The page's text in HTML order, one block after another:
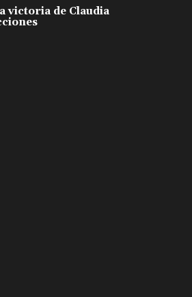
victoria de Claudia